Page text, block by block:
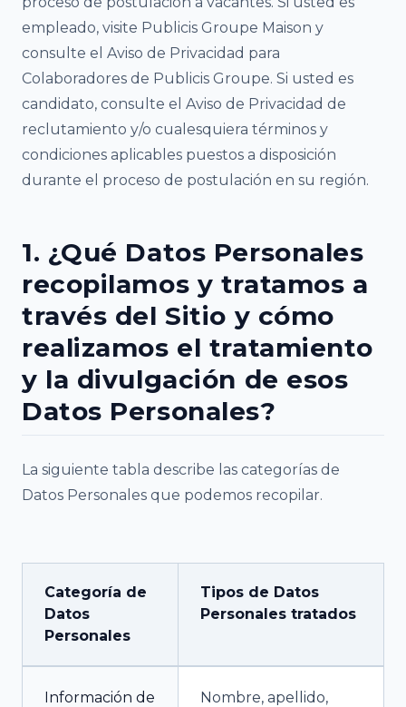
empleado, visite Publicis Groupe Maison y
consulte el Aviso de Privacidad para
Colaboradores de Publicis Groupe. Si usted es
candidato, consulte el Aviso de Privacidad de
reclutamiento y/o cualesquiera términos y
condiciones aplicables puestos a disposición
durante el proceso de postulación en su región.
1. ¿Qué Datos Personales
recopilamos y tratamos a
través del Sitio y cómo
realizamos el tratamiento
y la divulgación de esos
Datos Personales?
La siguiente tabla describe las categorías de
Datos Personales que podemos recopilar.
Categoría de
Datos
Personales
Tipos de Datos
Personales tratados
Información de
Nombre, apellido,